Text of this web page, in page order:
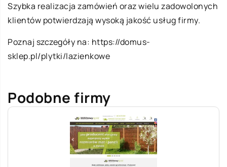
Szybka realizacja zamówień oraz wielu zadowolonych
klientów potwierdzają wysoką jakość usług firmy.
Poznaj szczegóły na: https://domus-
sklep.pl/plytki/lazienkowe
Podobne firmy